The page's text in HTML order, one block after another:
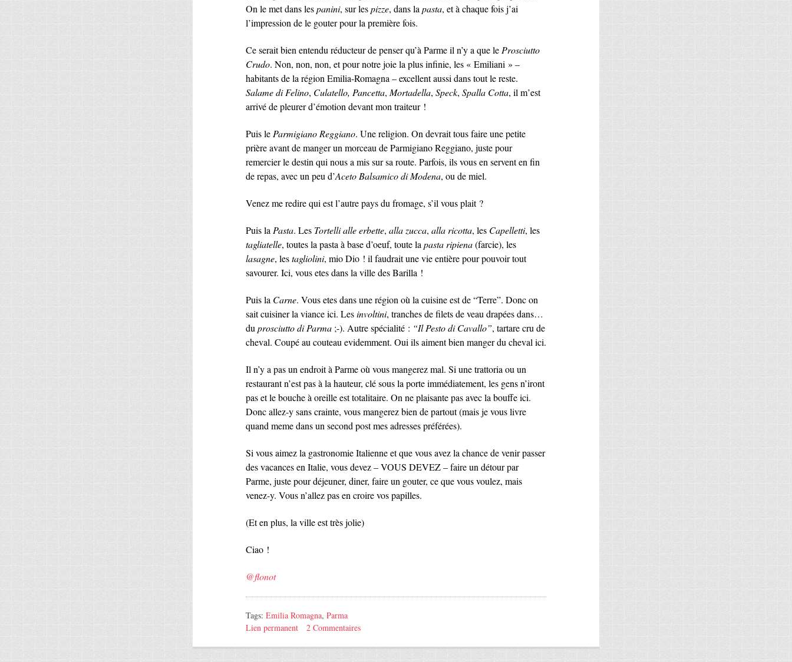
On le met dans lespanini, sur lespizze, dans la pasta, et à chaque fois j’ai
l’impression de le gouter pour la première fois.
Ce serait bien entendu réducteur de penser qu’à Parme il n’y a que le Prosciutto
Crudo. Non, non, non, et pour notre joie la plus infinie, les « Emiliani » –
habitants de la région Emilia-Romagna – excellent aussi dans tout le reste.
Salame di Felino, Culatello, Pancetta, Mortadella, Speck, Spalla Cotta, il m’est
arrivé de pleurer d’émotion devant mon traiteur !
Puis le Parmigiano Reggiano. Une religion. On devrait tous faire une petite
prière avant de manger un morceau de Parmigiano Reggiano, juste pour
remercier le destin qui nous a mis sur sa route. Parfois, ils vous en servent en fin
de repas, avec un peu d’Aceto Balsamico di Modena, ou de miel.
Venez me redire qui est l’autre pays du fromage, s’il vous plait ?
Puis la Pasta. Les Tortelli alle erbette, alla zucca, alla ricotta, les Capelletti, les
tagliatelle, toutes la pasta à base d’oeuf, toute la pasta ripiena(farcie), les
lasagne, lestagliolini, mio Dio ! il faudrait une vie entière pour pouvoir tout
savourer. Ici, vous etes dans la ville des Barilla !
Puis la Carne. Vous etes dans une région où la cuisine est de “Terre”. Donc on
sait cuisiner la viance ici. Lesinvoltini, tranches de filets de veau drapées dans…
du prosciutto di Parma ;-). Autre spécialité : “Il Pesto di Cavallo”, tartare cru de
cheval. Coupé au couteau evidemment. Oui ils aiment bien manger du cheval ici.
Il n’y a pas un endroit à Parme où vous mangerez mal. Si une trattoria ou un
restaurant n’est pas à la hauteur, clé sous la porte immédiatement, les gens n’iront
pas et le bouche à oreille est totalitaire. On ne plaisante pas avec la bouffe ici.
Donc allez-y sans crainte, vous mangerez bien de partout (mais je vous livre
quand meme dans un second post mes adresses préférées).
Si vous aimez la gastronomie Italienne et que vous avez la chance de venir passer
des vacances en Italie, vous devez – VOUS DEVEZ – faire un détour par
Parme, juste pour déjeuner, diner, faire un gouter, ce que vous voulez, mais
venez-y. Vous n’allez pas en croire vos papilles.
(Et en plus, la ville est très jolie)
Ciao !
@flonot
Tags: Emilia Romagna, Parma
Lien permanent
2 Commentaires